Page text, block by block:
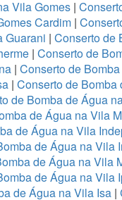
Vila Gomes |
Cardim|
Guarani | Conserto de
| Conserto de
| Conserto de
| Conserto de Bomba
de Bomba de Água
de Água na Vila
de Água na Vila
de Água na Vila
de Água na Vila
de Água na Vila
de Água na Vila Isa |